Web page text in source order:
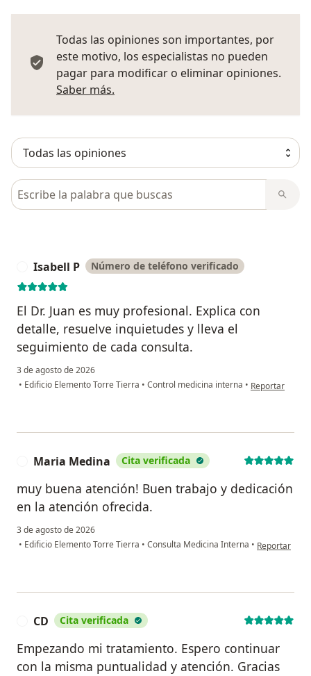
Todas las opiniones son importantes, por
este motivo, los especialistas no pueden
pagar para modificar o eliminar opiniones.
Saber más.
Busca en opiniones
Isabell P Número de teléfono verificado
El Dr. Juan es muy profesional. Explica con
detalle, resuelve inquietudes y lleva el
seguimiento de cada consulta.
3 de agosto de 2026
• Edificio Elemento Torre Tierra • Control medicina interna • en opinión del
Reportar
Maria Medina Cita verificada
muy buena atención! Buen trabajo y dedicación
en la atención ofrecida.
3 de agosto de 2026
• Edificio Elemento Torre Tierra • Consulta Medicina Interna • en opinión
Reportar
CD Cita verificada
Empezando mi tratamiento. Espero continuar
con la misma puntualidad y atención. Gracias